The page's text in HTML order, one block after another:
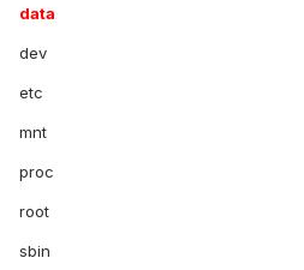
data
dev
etc
mnt
proc
root
sbin